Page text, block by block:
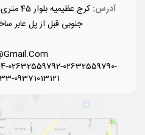
آدرس:
کرج
جنوبی قبل از پل عابر
02632559792-02632559790-
09371013121